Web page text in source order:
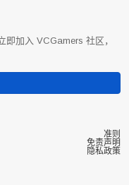
加入 VCGamers 社区，
准则
免责声明
隐私政策